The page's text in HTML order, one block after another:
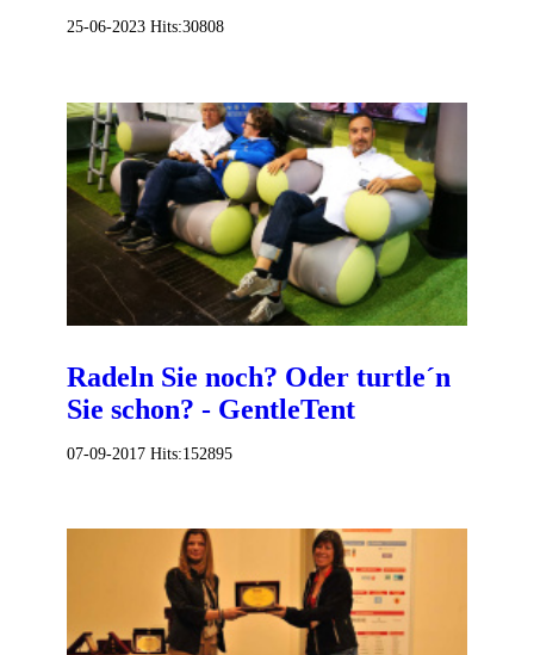
25-06-2023 Hits:30808
Radeln Sie noch? Oder turtle´n
Sie schon? - GentleTent
07-09-2017 Hits:152895